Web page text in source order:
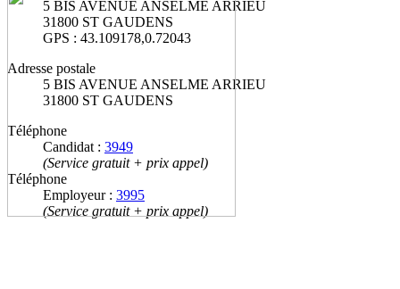
5 BIS AVENUE ANSELME ARRIEU
31800 ST GAUDENS
GPS : 43.109178,0.72043
Adresse postale
5 BIS AVENUE ANSELME ARRIEU
31800 ST GAUDENS
Téléphone
Candidat : 3949
(Service gratuit + prix appel)
Téléphone
Employeur : 3995
(Service gratuit + prix appel)